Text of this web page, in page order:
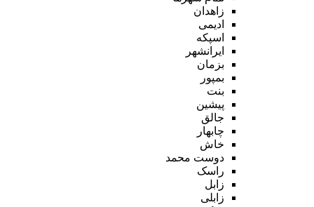
زاهدان
ادیمی
اسپکه
ایرانشهر
بزمان
بمپور
بنت
پیشین
جالق
چابهار
خاش
دوست محمد
راسک
زابل
زابلی